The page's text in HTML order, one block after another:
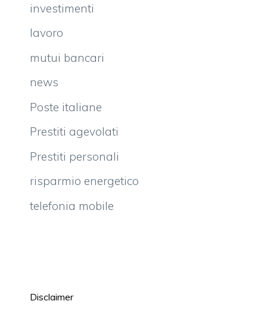
investimenti
lavoro
mutui bancari
news
Poste italiane
Prestiti agevolati
Prestiti personali
risparmio energetico
telefonia mobile
Disclaimer